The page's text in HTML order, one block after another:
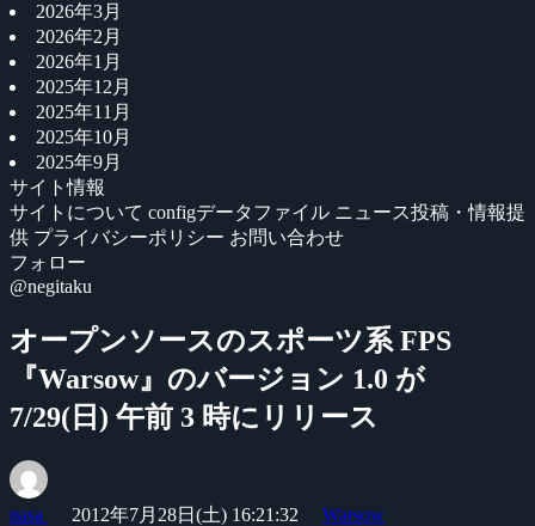
2026年3月
2026年2月
2026年1月
2025年12月
2025年11月
2025年10月
2025年9月
サイト情報
サイトについて configデータファイル ニュース投稿・情報提
供 プライバシーポリシー お問い合わせ
フォロー
@negitaku
オープンソースのスポーツ系 FPS
『Warsow』のバージョン 1.0 が
7/29(日) 午前 3 時にリリース
nasa 2012年7月28日(土) 16:21:32 Warsow